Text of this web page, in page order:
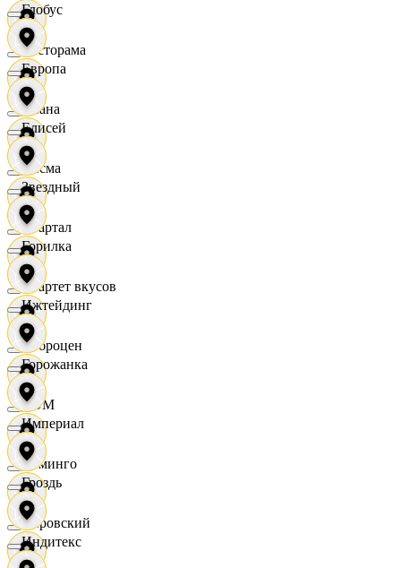
Касторама
Диана
Дисма
Квартал
Квартет вкусов
Доброцен
ДОМ
Доминго
Кировский
Глобус
Европа
Елисей
Звездный
Горилка
Ижтейдинг
Горожанка
Империал
Гроздь
Индитекс